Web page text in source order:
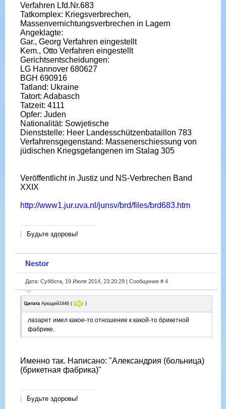
Verfahren Lfd.Nr.683
Tatkomplex: Kriegsverbrechen,
Massenvernichtungsverbrechen in Lagern
Angeklagte:
Gar., Georg Verfahren eingestellt
Kem., Otto Verfahren eingestellt
Gerichtsentscheidungen:
LG Hannover 680627
BGH 690916
Tatland: Ukraine
Tatort: Adabasch
Tatzeit: 4111
Opfer: Juden
Nationalität: Sowjetische
Dienststelle: Heer Landesschützenbataillon 783
Verfahrensgegenstand: Massenerschiessung von
jüdischen Kriegsgefangenen im Stalag 305
Veröffentlicht in Justiz und NS-Verbrechen Band
XXIX
http://www1.jur.uva.nl/junsv/brd/files/brd683.htm
Будьте здоровы!
Nestor
Дата: Суббота, 19 Июля 2014, 23:20:29 | Сообщение # 4
Цитата Аркадий1946 ( )
лазарет имел какое-то отношение к какой-то брикетной
фабрике.
Именно так. Написано: "Александрия (больница)
(брикетная фабрика)"
Будьте здоровы!